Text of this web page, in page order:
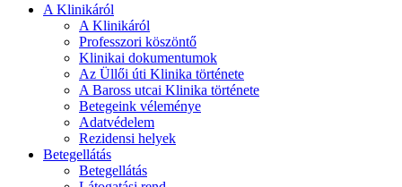
A Klinikáról
A Klinikáról
Professzori köszöntő
Klinikai dokumentumok
Az Üllői úti Klinika története
A Baross utcai Klinika története
Betegeink véleménye
Adatvédelem
Rezidensi helyek
Betegellátás
Betegellátás